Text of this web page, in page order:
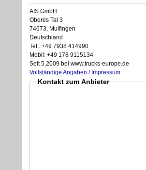
AIS GmbH
Oberes Tal 3
74673, Mulfingen
Deutschland
Tel.: +49 7938 414990
Mobil: +49 178 9115134
Seit 5.2009 bei www.trucks-europe.de
Vollständige Angaben / Impressum
Kontakt zum Anbieter